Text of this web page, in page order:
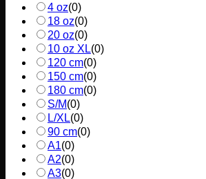
4 oz(0)
18 oz(0)
20 oz(0)
10 oz XL(0)
120 cm(0)
150 cm(0)
180 cm(0)
S/M(0)
L/XL(0)
90 cm(0)
A1(0)
A2(0)
A3(0)